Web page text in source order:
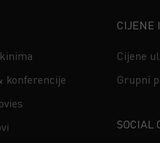
konferencije
CIJENE
Cijene
Grupni
SOCIAL